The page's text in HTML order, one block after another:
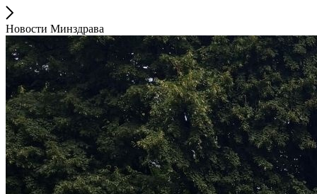
Новости Минздрава